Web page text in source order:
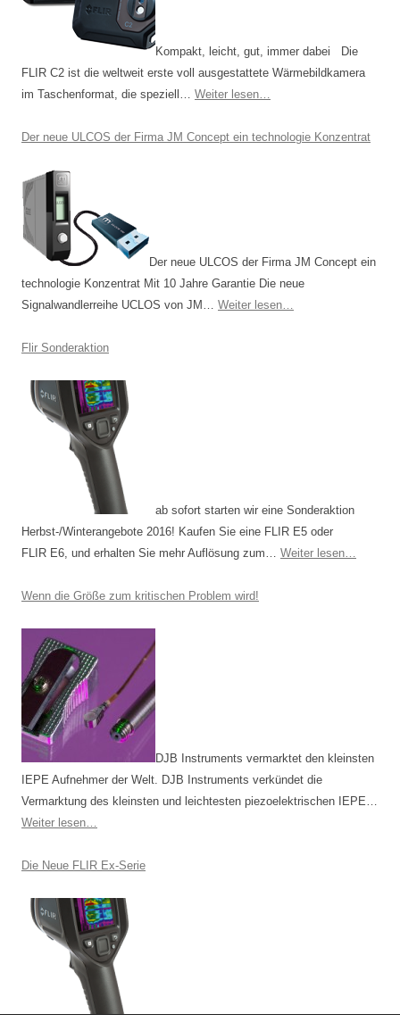
Kompakt, leicht, gut, immer dabei Die
FLIR C2 ist die weltweit erste voll ausgestattete Wärmebildkamera
im Taschenformat, die speziell… Weiter lesen…
Der neue ULCOS der Firma JM Concept ein technologie Konzentrat
Der neue ULCOS der Firma JM Concept ein
technologie Konzentrat Mit 10 Jahre Garantie Die neue
Signalwandlerreihe UCLOS von JM… Weiter lesen…
Flir Sonderaktion
ab sofort starten wir eine Sonderaktion
Herbst-/Winterangebote 2016! Kaufen Sie eine FLIR E5 oder
FLIR E6, und erhalten Sie mehr Auflösung zum… Weiter lesen…
Wenn die Größe zum kritischen Problem wird!
DJB Instruments vermarktet den kleinsten
IEPE Aufnehmer der Welt. DJB Instruments verkündet die
Vermarktung des kleinsten und leichtesten piezoelektrischen IEPE…
Weiter lesen…
Die Neue FLIR Ex-Serie